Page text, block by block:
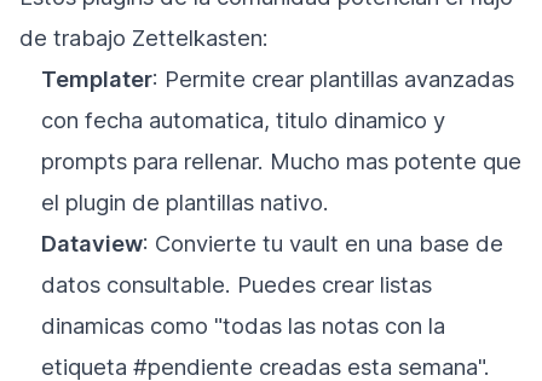
de trabajo Zettelkasten:
Templater: Permite crear plantillas avanzadas
con fecha automatica, titulo dinamico y
prompts para rellenar. Mucho mas potente que
el plugin de plantillas nativo.
Dataview: Convierte tu vault en una base de
datos consultable. Puedes crear listas
dinamicas como "todas las notas con la
etiqueta #pendiente creadas esta semana".